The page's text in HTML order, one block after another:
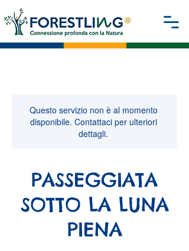
Questo servizio non è al momento
disponibile. Contattaci per ulteriori
dettagli.
PASSEGGIATA
SOTTO LA LUNA
PIENA